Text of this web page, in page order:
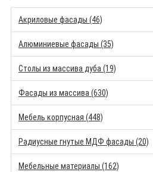
Акриловые фасады (46)
Алюминиевые фасады (35)
Столы из массива дуба (19)
Фасады из массива (630)
Мебель корпусная (448)
Радиусные гнутые МДФ фасады (20)
Мебельные материалы (162)